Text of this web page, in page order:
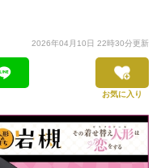
2026年04月10日 22時30分更新
お気に入り